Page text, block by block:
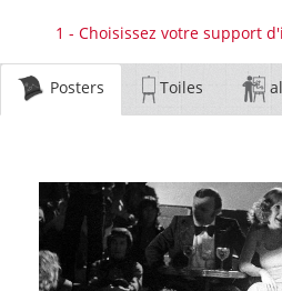
1 - Choisissez votre support
Posters Toiles